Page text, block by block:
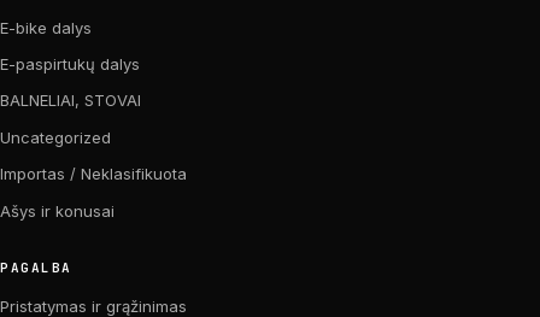
E-bike dalys
E-paspirtukų dalys
BALNELIAI, STOVAI
Uncategorized
Importas / Neklasifikuota
Ašys ir konusai
PAGALBA
Pristatymas ir grąžinimas